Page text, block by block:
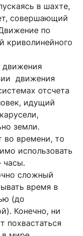
в шахте,
совершающий
по
криволинейного
движения
движения
отсчета
идущий
земли.
во времени, то
использовать
часы.
сложный
время в
(до
Конечно, ни
похвастаться